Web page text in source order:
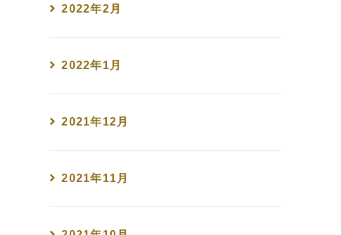
2022年2月
2022年1月
2021年12月
2021年11月